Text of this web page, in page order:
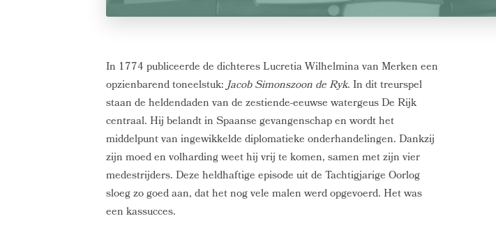
In 1774 publiceerde de dichteres Lucretia Wilhelmina van Merken een
opzienbarend toneelstuk:Jacob Simonszoon de Ryk. In dit treurspel
staan de heldendaden van de zestiende-eeuwse watergeus De Rijk
centraal. Hij belandt in Spaanse gevangenschap en wordt het
middelpunt van ingewikkelde diplomatieke onderhandelingen. Dankzij
zijn moed en volharding weet hij vrij te komen, samen met zijn vier
medestrijders. Deze heldhaftige episode uit de Tachtigjarige Oorlog
sloeg zo goed aan, dat het nog vele malen werd opgevoerd. Het was
een kassucces.